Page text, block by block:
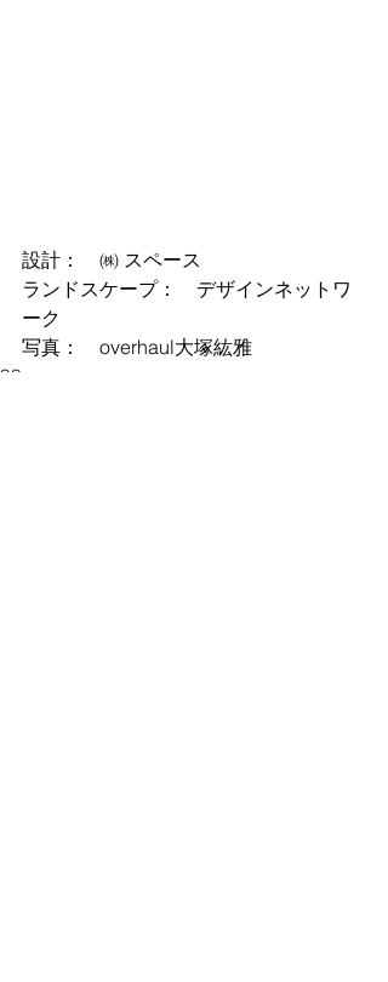
設計：　㈱ スペース
ランドスケープ：　デザインネットワ
ーク
写真：　overhaul大塚紘雅
SS